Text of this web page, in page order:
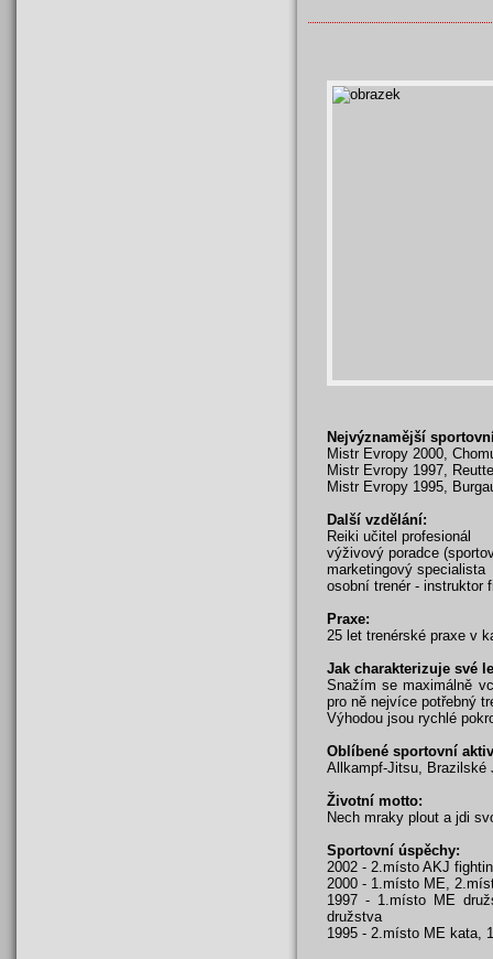
Nejvýznamější
Mistr Evropy 2000,
Mistr Evropy 1997,
Mistr Evropy 1995,
Další vzdělání:
Reiki učitel profesionál
výživový poradce
marketingový specialista
osobní trenér - instruktor
Praxe:
25 let trenérské praxe v
Jak charakterizuje své
Snažím se maximálně
pro ně nejvíce potřebný
Výhodou jsou rychlé
Oblíbené sportovní
Allkampf-Jitsu, Brazilské
Životní motto:
Nech mraky plout a jdi
Sportovní úspěchy:
2002 - 2.místo AKJ
2000 - 1.místo ME,
1997 - 1.místo ME
družstva
1995 - 2.místo ME kata,